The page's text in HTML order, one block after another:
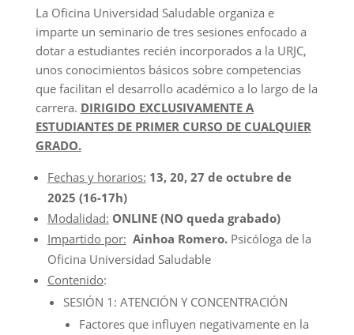
La Oficina Universidad Saludable organiza e
imparte un seminario de tres sesiones enfocado a
dotar a estudiantes recién incorporados a la URJC,
unos conocimientos básicos sobre competencias
que facilitan el desarrollo académico a lo largo de la
carrera. DIRIGIDO EXCLUSIVAMENTE A
ESTUDIANTES DE PRIMER CURSO DE CUALQUIER
GRADO.
Fechas y horarios: 13, 20, 27 de octubre de
2025 (16-17h)
Modalidad: ONLINE (NO queda grabado)
Impartido por: Ainhoa Romero. Psicóloga de la
Oficina Universidad Saludable
Contenido:
SESIÓN 1: ATENCIÓN Y CONCENTRACIÓN
Factores que influyen negativamente en la